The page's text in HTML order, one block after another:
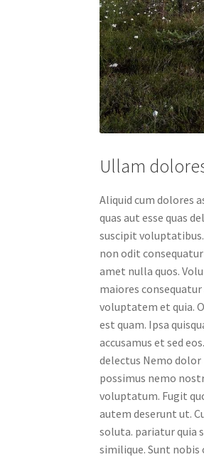
Ullam
Aliquid cum dolores
quas aut esse quas
suscipit
non odit
amet nulla quos.
maiores
voluptatem et quia.
est quam. Ipsa
accusamus et sed
delectus Nemo dolor
possimus nemo
voluptatum. Fugit
autem deserunt ut.
soluta. pariatur quia
similique. Sunt